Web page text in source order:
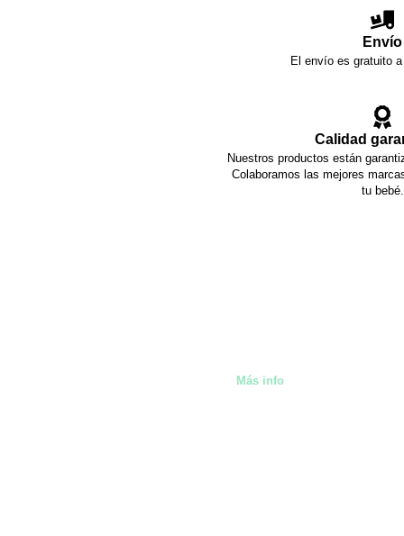
Envío
El envío es gratuito
Calidad
Nuestros productos están
Colaboramos las mejores
tu bebé.
Más info